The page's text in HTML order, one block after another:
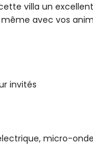
villa un
avec vos
invités
micro-